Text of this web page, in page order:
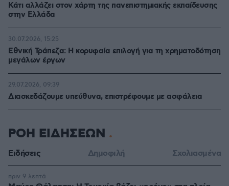
Κάτι αλλάζει στον χάρτη της πανεπιστημιακής εκπαίδευσης
στην Ελλάδα
Εθνική Τράπεζα: Η κορυφαία επιλογή για τη χρηματοδότηση
μεγάλων έργων
30.07.2026, 15:25
Διασκεδάζουμε υπεύθυνα, επιστρέφουμε με ασφάλεια
29.07.2026, 09:39
ΡΟΗ ΕΙΔΗΣΕΩΝ
Ειδήσεις Δημοφιλή Σχολιασμένα
πριν 9 λεπτά